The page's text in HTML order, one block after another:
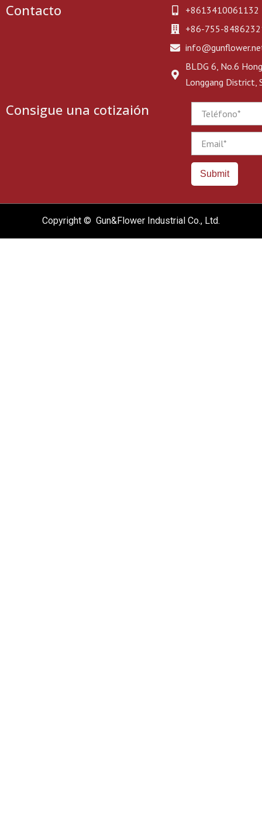
Contacto
+8613410061132
+86-755-
BLDG 6, No.6
Longgang District,
Consigue una cotizaión
Submit
Copyright © Gun&Flower Industrial Co., Ltd.